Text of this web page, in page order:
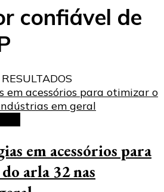
confiável de
em acessórios para
arla 32 nas